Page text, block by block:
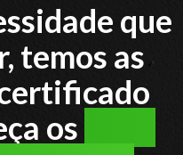
que
temos as
os